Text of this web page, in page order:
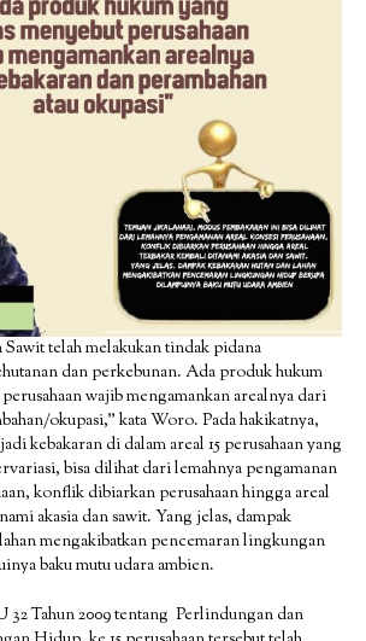
Sawit telah melakukan tindak pidana
dan perkebunan. Ada produk hukum
wajib mengamankan arealnya dari
okupasi,” kata Woro. Pada hakikatnya,
kebakaran di dalam areal 15 perusahaan yang
bisa dilihat dari lemahnya pengamanan
konflik dibiarkan perusahaan hingga areal
akasia dan sawit. Yang jelas, dampak
mengakibatkan pencemaran lingkungan
baku mutu udara ambien.
Tahun 2009 tentang Perlindungan dan